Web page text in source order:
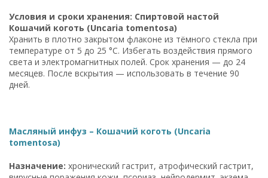
Условия и сроки хранения: Спиртовой настой
Кошачий коготь (Uncaria tomentosa)
Хранить в плотно закрытом флаконе из тёмного стекла при
температуре от 5 до 25 °C. Избегать воздействия прямого
света и электромагнитных полей. Срок хранения — до 24
месяцев. После вскрытия — использовать в течение 90
дней.
Масляный инфуз – Кошачий коготь (Uncaria
tomentosa)
Назначение: хронический гастрит, атрофический гастрит,